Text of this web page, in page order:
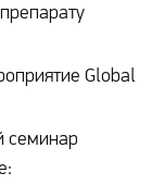
Global
семинар